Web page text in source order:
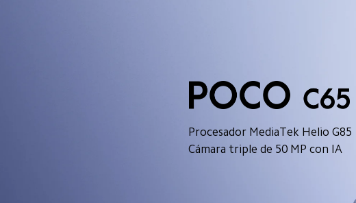
Procesador MediaTek Helio G85
Cámara triple de 50 MP con IA